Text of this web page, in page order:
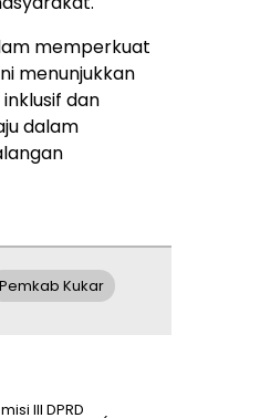
memperkuat
menunjukkan
dan
dalam
Pemkab Kukar